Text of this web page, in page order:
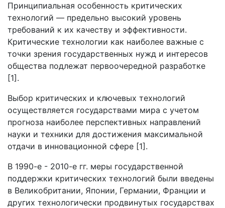
Принципиальная особенность критических
технологий — предельно высокий уровень
требований к их качеству и эффективности.
Критические технологии как наиболее важные с
точки зрения государственных нужд и интересов
общества подлежат первоочередной разработке
[1].
Выбор критических и ключевых технологий
осуществляется государствами мира с учетом
прогноза наиболее перспективных направлений
науки и техники для достижения максимальной
отдачи в инновационной сфере [1].
В 1990-е - 2010-е гг. меры государственной
поддержки критических технологий были введены
в Великобритании, Японии, Германии, Франции и
других технологически продвинутых государствах